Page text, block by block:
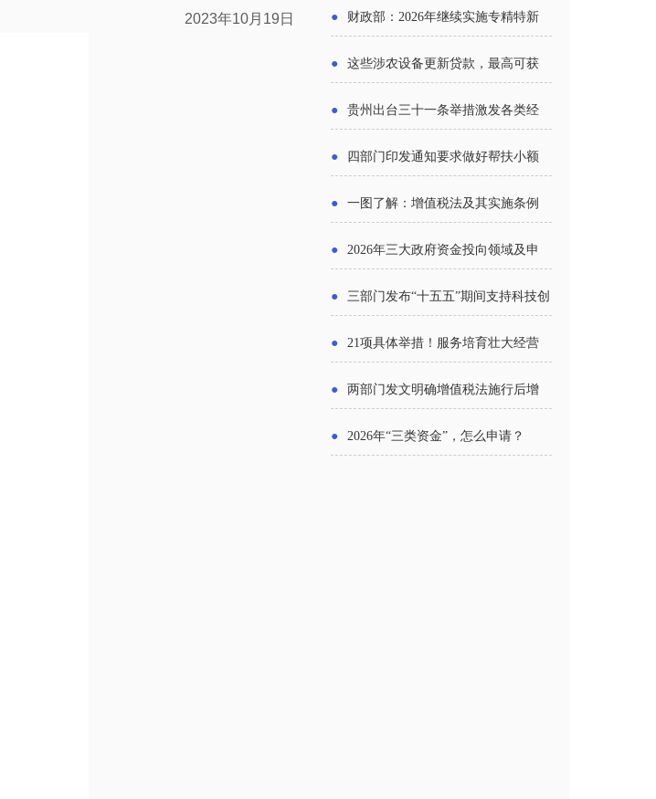
2023年10月19日
● 财政部：2026年继续实施专精特新
● 这些涉农设备更新贷款，最高可获
● 贵州出台三十一条举措激发各类经
● 四部门印发通知要求做好帮扶小额
● 一图了解：增值税法及其实施条例
● 2026年三大政府资金投向领域及申
● 三部门发布“十五五”期间支持科技创
● 21项具体举措！服务培育壮大经营
● 两部门发文明确增值税法施行后增
● 2026年“三类资金”，怎么申请？